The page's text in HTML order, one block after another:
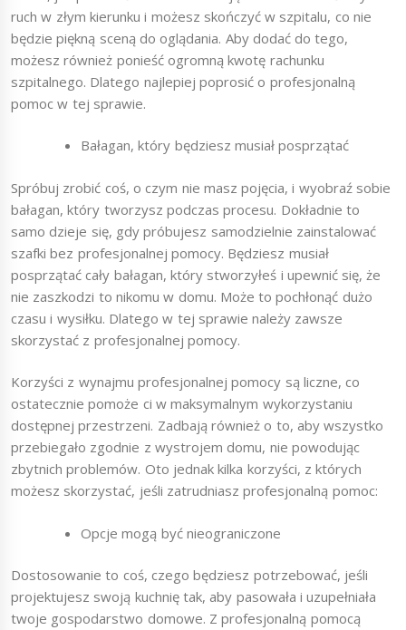
ruch w złym kierunku i możesz skończyć w szpitalu, co nie
będzie piękną sceną do oglądania. Aby dodać do tego,
możesz również ponieść ogromną kwotę rachunku
szpitalnego. Dlatego najlepiej poprosić o profesjonalną
pomoc w tej sprawie.
Bałagan, który będziesz musiał posprzątać
Spróbuj zrobić coś, o czym nie masz pojęcia, i wyobraź sobie
bałagan, który tworzysz podczas procesu. Dokładnie to
samo dzieje się, gdy próbujesz samodzielnie zainstalować
szafki bez profesjonalnej pomocy. Będziesz musiał
posprzątać cały bałagan, który stworzyłeś i upewnić się, że
nie zaszkodzi to nikomu w domu. Może to pochłonąć dużo
czasu i wysiłku. Dlatego w tej sprawie należy zawsze
skorzystać z profesjonalnej pomocy.
Korzyści z wynajmu profesjonalnej pomocy są liczne, co
ostatecznie pomoże ci w maksymalnym wykorzystaniu
dostępnej przestrzeni. Zadbają również o to, aby wszystko
przebiegało zgodnie z wystrojem domu, nie powodując
zbytnich problemów. Oto jednak kilka korzyści, z których
możesz skorzystać, jeśli zatrudniasz profesjonalną pomoc:
Opcje mogą być nieograniczone
Dostosowanie to coś, czego będziesz potrzebować, jeśli
projektujesz swoją kuchnię tak, aby pasowała i uzupełniała
twoje gospodarstwo domowe. Z profesjonalną pomocą